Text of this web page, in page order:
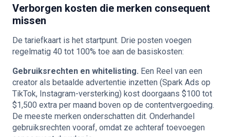
Verborgen kosten die merken consequent
missen
De tariefkaart is het startpunt. Drie posten voegen
regelmatig 40 tot 100% toe aan de basiskosten:
Gebruiksrechten en whitelisting. Een Reel van een
creator als betaalde advertentie inzetten (Spark Ads op
TikTok, Instagram-versterking) kost doorgaans $100 tot
$1,500 extra per maand boven op de contentvergoeding.
De meeste merken onderschatten dit. Onderhandel
gebruiksrechten vooraf, omdat ze achteraf toevoegen